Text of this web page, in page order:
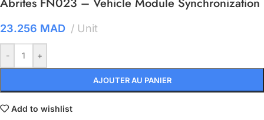
23.256 MAD Unit
- +
AJOUTER AU PANIER
Add to wishlist